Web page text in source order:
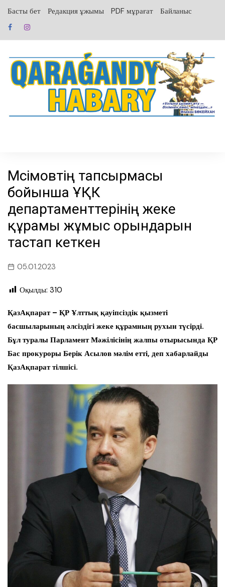
содержанию
Басты бет Редакция ұжымы PDF мұрағат Байланыс
Мәсімовтің тапсырмасы
бойынша ҰҚК
департаменттерінің жеке
құрамы жұмыс орындарын
тастап кеткен
05.01.2023
Оқылды: 310
ҚазАқпарат – ҚР Ұлттық қауіпсіздік қызметі
басшыларының әлсіздігі жеке құрамның рухын түсірді.
Бұл туралы Парламент Мәжілісінің жалпы отырысында ҚР
Бас прокуроры Берік Асылов мәлім етті, деп хабарлайды
ҚазАқпарат тілшісі.